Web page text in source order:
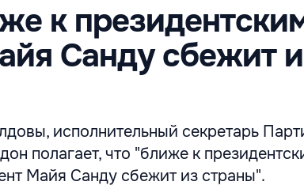
к
Санду сбежит
исполнительный секретарь
полагает, что "ближе к
Майя Санду сбежит из страны".